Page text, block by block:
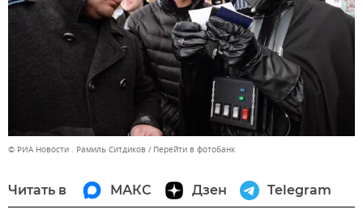
© РИА Новости . Рамиль Ситдиков Перейти в фотобанк
Читать в МАКС Дзен Telegram